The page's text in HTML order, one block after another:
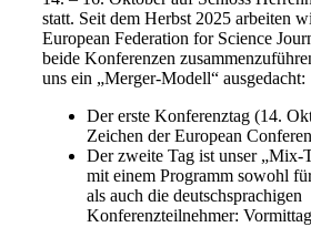
statt. Seit dem Herbst 2025 arbeiten
European Federation for Science
beide Konferenzen
uns ein „Merger-Modell“ ausgedacht:
Der erste Konferenztag (14.
Zeichen der European
Der zweite Tag ist unser „Mix-
mit einem Programm sowohl
als auch die deutschsprachigen
Konferenzteilnehmer: